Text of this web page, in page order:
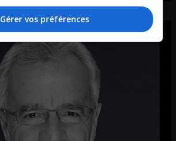
Gérer vos préférences